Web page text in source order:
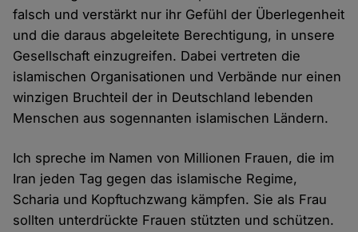
falsch und verstärkt nur ihr Gefühl der Überlegenheit
und die daraus abgeleitete Berechtigung, in unsere
Gesellschaft einzugreifen. Dabei vertreten die
islamischen Organisationen und Verbände nur einen
winzigen Bruchteil der in Deutschland lebenden
Menschen aus sogennanten islamischen Ländern.
Ich spreche im Namen von Millionen Frauen, die im
Iran jeden Tag gegen das islamische Regime,
Scharia und Kopftuchzwang kämpfen. Sie als Frau
sollten unterdrückte Frauen stützten und schützen.